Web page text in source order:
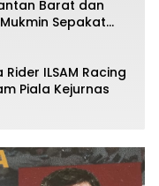
Barat dan
Sepakat
ILSAM Racing
Piala Kejurnas